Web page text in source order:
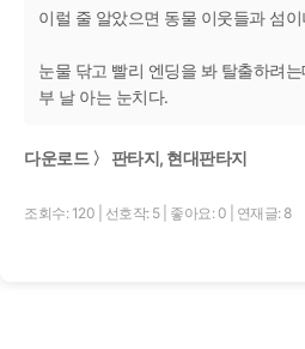
이럴 줄 알았으면 동물 이웃들과 섬
눈물 닦고 빨리 엔딩을 봐 탈출하려
부 날 아는 눈치다.
다운로드 〉 판타지, 현대판타지
조회수: 120 선호작: 5 좋아요: 0 연재글: 8